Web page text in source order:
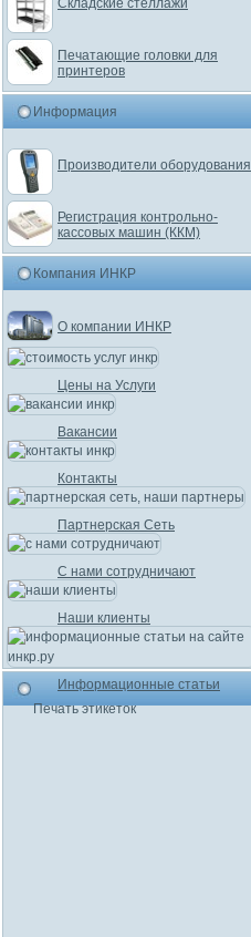
Складские стеллажи
Печатающие головки для
принтеров
Информация
Производители оборудования
Регистрация контрольно-
кассовых машин (ККМ)
Компания ИНКР
О компании ИНКР
Цены на Услуги
Вакансии
Контакты
Партнерская Сеть
С нами сотрудничают
Наши клиенты
Информационные статьи
Печать этикеток